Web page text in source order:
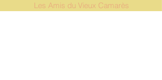
Les Amis du Vieux Camarès